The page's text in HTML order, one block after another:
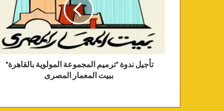
تأجيل ندوة "ترميم المجموعة المولوية بالقاهرة"
ببيت المعمار المصرى